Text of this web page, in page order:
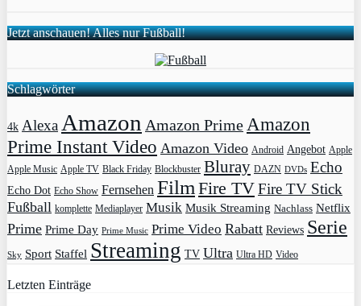
Jetzt anschauen! Alles nur Fußball!
Schlagwörter
4k AlexaAmazon Amazon PrimeAmazon
Prime Instant Video Amazon Video Android Angebot Apple
Apple Music Apple TV Black Friday Blockbuster Bluray DAZN DVDs Echo
Echo Dot Echo Show Fernsehen FilmFire TVFire TV Stick
Fußball komplette Mediaplayer Musik Musik Streaming Nachlass Netflix
Prime Prime Day Prime Music Prime Video Rabatt Reviews Serie
Sky Sport Staffel Streaming TV Ultra Ultra HD Video
Letzten Einträge